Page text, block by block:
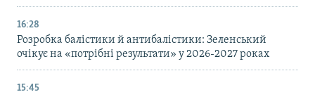
16:28
Розробка балістики й антибалістики: Зеленський
очікує на «потрібні результати» у 2026-2027 роках
15:45